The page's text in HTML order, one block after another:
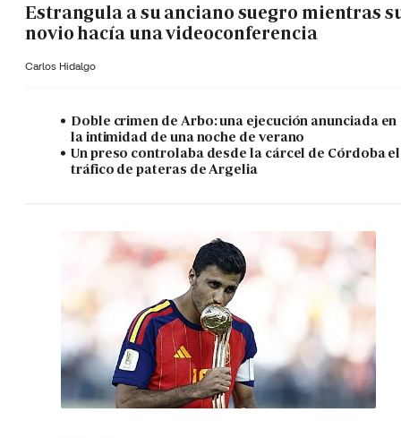
Estrangula a su anciano suegro mientras
novio hacía una videoconferencia
Carlos Hidalgo
Doble crimen de Arbo: una ejecución anunciada en
la intimidad de una noche de verano
Un preso controlaba desde la cárcel de Córdoba el
tráfico de pateras de Argelia